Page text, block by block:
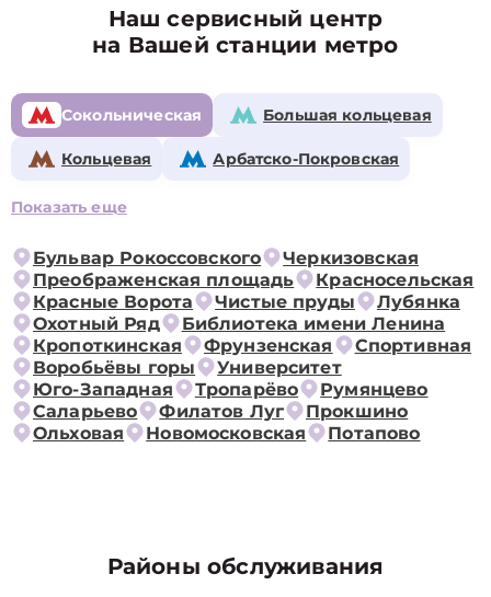
Наш сервисный центр
на Вашей станции метро
Сокольническая Большая кольцевая
Кольцевая Арбатско-Покровская
Показать еще
Бульвар Рокоссовского
Черкизовская
Преображенская площадь
Красносельская
Красные Ворота
Чистые пруды
Лубянка
Охотный Ряд
Библиотека имени Ленина
Кропоткинская
Фрунзенская
Спортивная
Воробьёвы горы
Университет
Юго-Западная
Тропарёво
Румянцево
Саларьево
Филатов Луг
Прокшино
Ольховая
Новомосковская Потапово
Районы обслуживания